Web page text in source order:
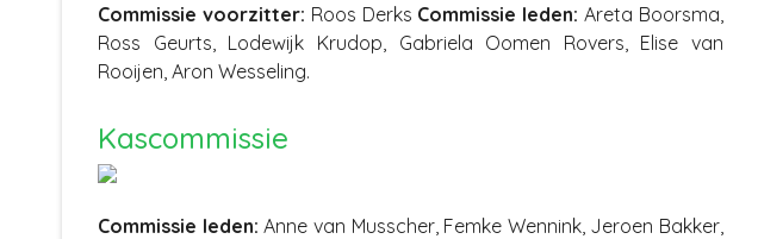
Commissie voorzitter: Roos Derks Commissie leden:Areta Boorsma,
Ross Geurts, Lodewijk Krudop, Gabriela Oomen Rovers, Elise van
Rooijen, Aron Wesseling.
Kascommissie
Commissie leden:Anne van Musscher, Femke Wennink, Jeroen Bakker,